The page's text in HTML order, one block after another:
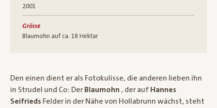
2001
Grösse
Blaumohn auf ca. 18 Hektar
Den einen dient er als Fotokulisse, die anderen lieben ihn
in Strudel und Co: Der Blaumohn , der auf Hannes
Seifrieds Felder in der Nähe von Hollabrunn wächst, steht